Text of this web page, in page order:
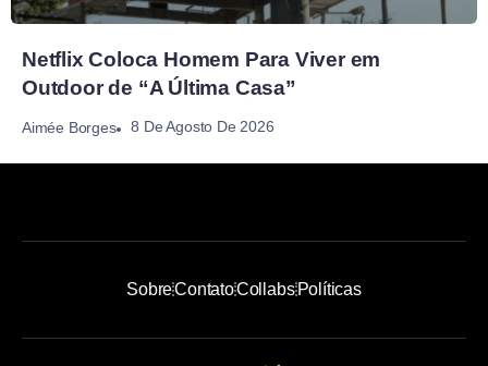
Netflix Coloca Homem Para Viver em
Outdoor de “A Última Casa”
Aimée Borges 8 De Agosto De 2026
SobreContatoCollabsPolíticas